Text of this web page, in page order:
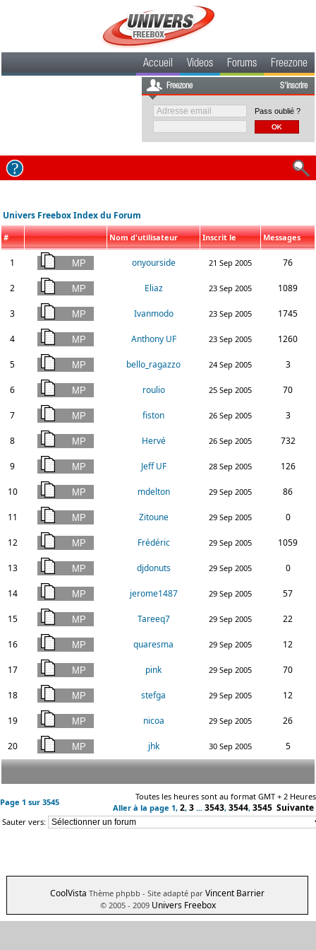
Accueil Videos Forums Freezone
Freezone S'inscrire
Pass oublié ?
Univers Freebox Index du Forum
# Nom d'utilisateur Inscrit le Messages
1 onyourside 21 Sep 2005 76
2 Eliaz 23 Sep 2005 1089
3 Ivanmodo 23 Sep 2005 1745
4 Anthony UF 23 Sep 2005 1260
5 bello_ragazzo 24 Sep 2005 3
6 roulio 25 Sep 2005 70
7 fiston 26 Sep 2005 3
8 Hervé 26 Sep 2005 732
9 Jeff UF 28 Sep 2005 126
10 mdelton 29 Sep 2005 86
11 Zitoune 29 Sep 2005 0
12 Frédéric 29 Sep 2005 1059
13 djdonuts 29 Sep 2005 0
14 jerome1487 29 Sep 2005 57
15 Tareeq7 29 Sep 2005 22
16 quaresma 29 Sep 2005 12
17 pink 29 Sep 2005 70
18 stefga 29 Sep 2005 12
19 nicoa 29 Sep 2005 26
20 jhk 30 Sep 2005 5
Page 1 sur 3545
Toutes les heures sont au format GMT + 2 Heures
Aller à la page 1, 2, 3 ... 3543, 3544, 3545 Suivante
Sauter vers:
CoolVista Thème phpbb - Site adapté par Vincent Barrier
© 2005 - 2009 Univers Freebox